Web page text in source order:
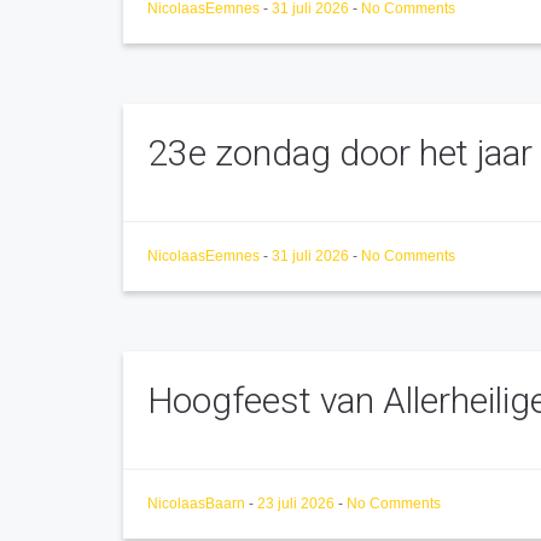
NicolaasEemnes - 31 juli 2026 - No Comments
23e zondag door het jaar
NicolaasEemnes - 31 juli 2026 - No Comments
Hoogfeest van
NicolaasBaarn - 23 juli 2026 - No Comments